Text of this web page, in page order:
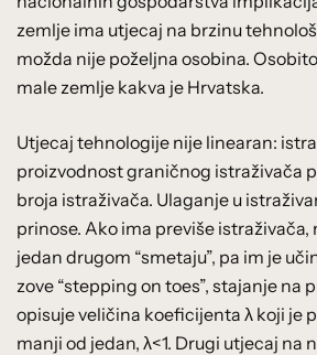
zemlje ima utjecaj na brzinu
možda nije poželjna osobina.
male zemlje kakva je Hrvatska.
Utjecaj tehnologije nije linearan:
proizvodnost graničnog istraživača
broja istraživača. Ulaganje u
prinose. Ako ima previše istraživača,
jedan drugom “smetaju”, pa im je
zove “stepping on toes”, stajanje na
opisuje veličina koeficijenta λ koji je
manji od jedan, λ<1. Drugi utjecaj na